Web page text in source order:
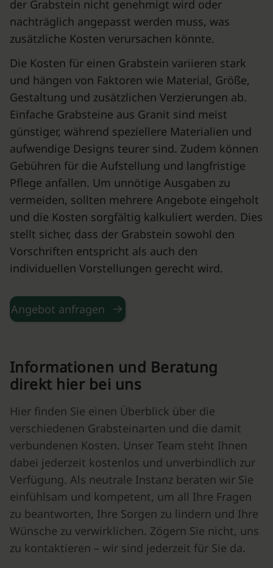
der Grabstein nicht genehmigt wird oder
nachträglich angepasst werden muss, was
zusätzliche Kosten verursachen könnte.
Die Kosten für einen Grabstein variieren stark
und hängen von Faktoren wie Material, Größe,
Gestaltung und zusätzlichen Verzierungen ab.
Einfache Grabsteine aus Granit sind meist
günstiger, während speziellere Materialien und
aufwendige Designs teurer sind. Zudem können
Gebühren für die Aufstellung und langfristige
Pflege anfallen. Um unnötige Ausgaben zu
vermeiden, sollten mehrere Angebote eingeholt
und die Kosten sorgfältig kalkuliert werden. Dies
stellt sicher, dass der Grabstein sowohl den
Vorschriften entspricht als auch den
individuellen Vorstellungen gerecht wird.
Angebot anfragen
Informationen und Beratung
direkt hier bei uns
Hier finden Sie einen Überblick über die
verschiedenen Grabsteinarten und die damit
verbundenen Kosten. Unser Team steht Ihnen
dabei jederzeit kostenlos und unverbindlich zur
Verfügung. Als neutrale Instanz beraten wir Sie
einfühlsam und kompetent, um all Ihre Fragen
zu beantworten, Ihre Sorgen zu lindern und Ihre
Wünsche zu verwirklichen. Zögern Sie nicht, uns
zu kontaktieren – wir sind jederzeit für Sie da.